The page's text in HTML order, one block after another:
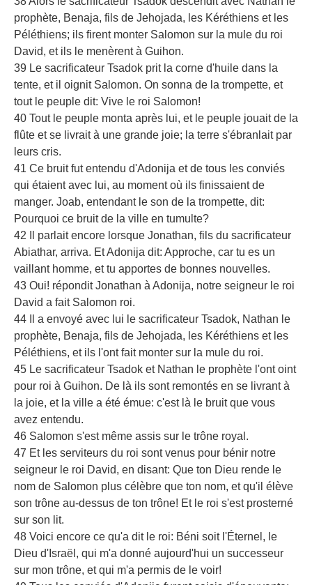
prophète, Benaja, fils de Jehojada, les Kéréthiens et les
Péléthiens; ils firent monter Salomon sur la mule du roi
David, et ils le menèrent à Guihon.
39 Le sacrificateur Tsadok prit la corne d'huile dans la
tente, et il oignit Salomon. On sonna de la trompette, et
tout le peuple dit: Vive le roi Salomon!
40 Tout le peuple monta après lui, et le peuple jouait de la
flûte et se livrait à une grande joie; la terre s'ébranlait par
leurs cris.
41 Ce bruit fut entendu d'Adonija et de tous les conviés
qui étaient avec lui, au moment où ils finissaient de
manger. Joab, entendant le son de la trompette, dit:
Pourquoi ce bruit de la ville en tumulte?
42 Il parlait encore lorsque Jonathan, fils du sacrificateur
Abiathar, arriva. Et Adonija dit: Approche, car tu es un
vaillant homme, et tu apportes de bonnes nouvelles.
43 Oui! répondit Jonathan à Adonija, notre seigneur le roi
David a fait Salomon roi.
44 Il a envoyé avec lui le sacrificateur Tsadok, Nathan le
prophète, Benaja, fils de Jehojada, les Kéréthiens et les
Péléthiens, et ils l'ont fait monter sur la mule du roi.
45 Le sacrificateur Tsadok et Nathan le prophète l'ont oint
pour roi à Guihon. De là ils sont remontés en se livrant à
la joie, et la ville a été émue: c'est là le bruit que vous
avez entendu.
46 Salomon s'est même assis sur le trône royal.
47 Et les serviteurs du roi sont venus pour bénir notre
seigneur le roi David, en disant: Que ton Dieu rende le
nom de Salomon plus célèbre que ton nom, et qu'il élève
son trône au-dessus de ton trône! Et le roi s'est prosterné
sur son lit.
48 Voici encore ce qu'a dit le roi: Béni soit l'Éternel, le
Dieu d'Israël, qui m'a donné aujourd'hui un successeur
sur mon trône, et qui m'a permis de le voir!